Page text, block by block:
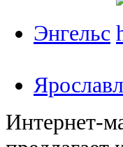
Энгельс
Интернет-